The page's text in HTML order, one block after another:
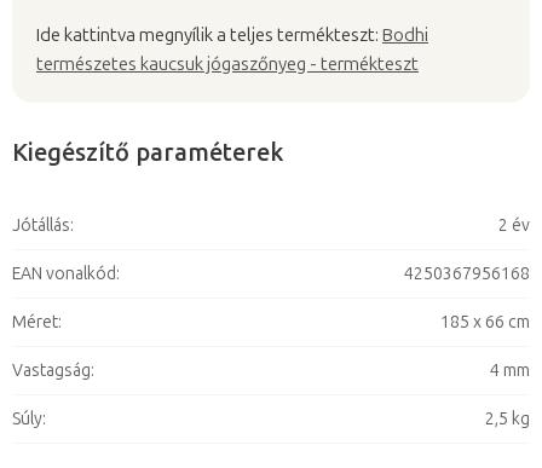
Ide kattintva megnyílik a teljes termékteszt: Bodhi
természetes kaucsuk jógaszőnyeg - termékteszt
Kiegészítő paraméterek
Jótállás: 2 év
EAN vonalkód: 4250367956168
Méret: 185 x 66 cm
Vastagság: 4 mm
Súly: 2,5 kg